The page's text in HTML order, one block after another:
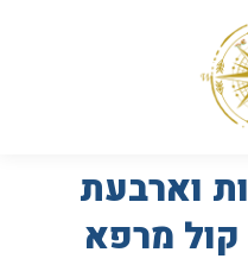
וארבעת
קול מרפא